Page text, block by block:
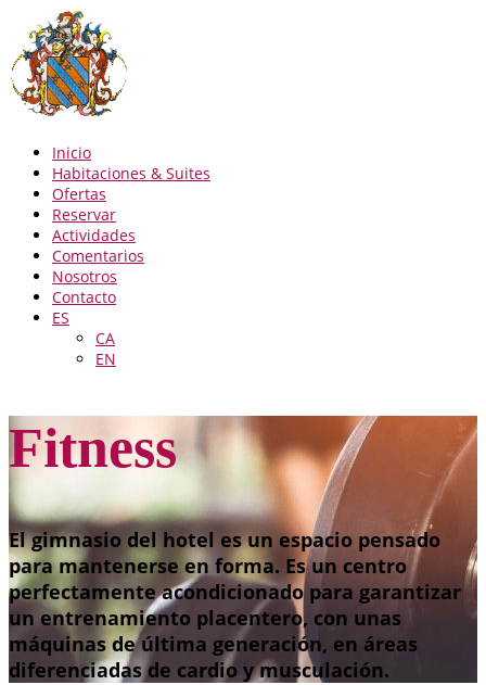
Inicio
Habitaciones & Suites
Ofertas
Reservar
Actividades
Comentarios
Nosotros
Contacto
ES
CA
EN
Fitness
El gimnasio del hotel es un espacio pensado
para mantenerse en forma. Es un centro
perfectamente acondicionado para garantizar
un entrenamiento placentero, con unas
máquinas de última generación, en áreas
diferenciadas de cardio y musculación.